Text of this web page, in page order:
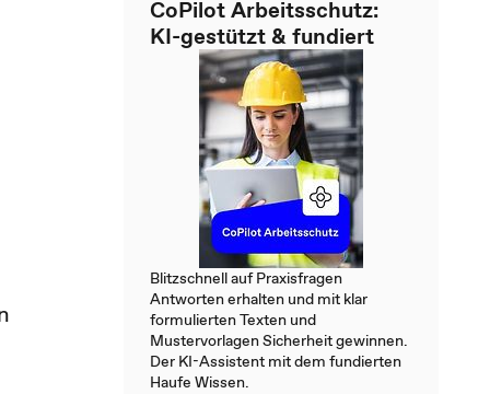
CoPilot Arbeitsschutz:
KI-gestützt & fundiert
Blitzschnell auf Praxisfragen
Antworten erhalten und mit klar
formulierten Texten und
Mustervorlagen Sicherheit gewinnen.
Der KI-Assistent mit dem fundierten
Haufe Wissen.